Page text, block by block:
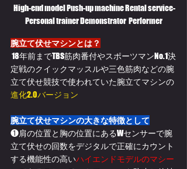
High-end model Push-up machine Rental service-
Personal trainer Demonstrator  Performer
腕立て伏せマシンとは？
定戦のクイックマッスルや三色筋肉などの腕
立て伏せ競技で使われていた腕立てマシンの
進化2.0バージョン
腕立て伏せマシンの大きな特徴として
❶肩の位置と胸の位置にあるWセンサーで腕
立て伏せの回数をデジタルで正確にカウント
する機能性の高いハイエンドモデルのマシー